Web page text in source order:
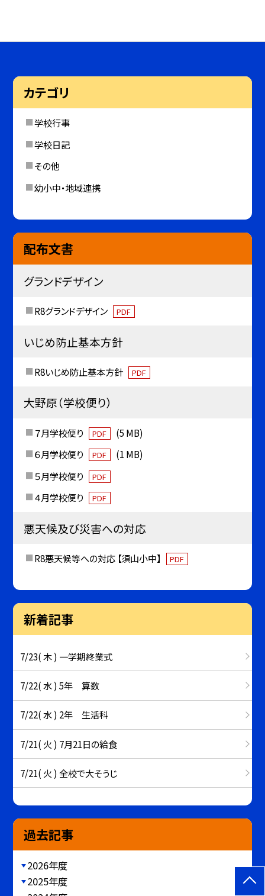
カテゴリ
学校行事
学校日記
その他
幼小中・地域連携
配布文書
グランドデザイン
R8グランドデザイン PDF
いじめ防止基本方針
R8いじめ防止基本方針 PDF
大野原（学校便り）
７月学校便り PDF
(5 MB)
６月学校便り
PDF
(1 MB)
５月学校便り
PDF
４月学校便り PDF
悪天候及び災害への対応
R8悪天候等への対応 【須山小中】 PDF
新着記事
7/23( 木 ) 一学期終業式
7/22( 水 ) 5年 算数
7/22( 水 ) 2年 生活科
7/21( 火 ) 7月21日の給食
7/21( 火 ) 全校で大そうじ
過去記事
2026年度
2025年度